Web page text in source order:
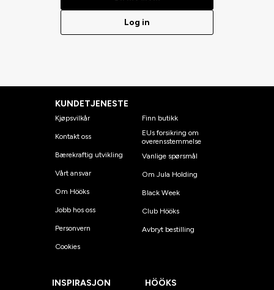
Log in
KUNDETJENESTE
Kjøpsvilkår
Kontakt oss
Bærekraftig utvikling
Vårt ansvar
Om Hööks
Jobb hos oss
Personvern
Cookies
Finn butikk
EUs forsikring om
overensstemmelse
Vanlige spørsmål
Om Jula Holding
Black Week
Club Hööks
Avbryt bestilling
INSPIRASJON
HÖÖKS